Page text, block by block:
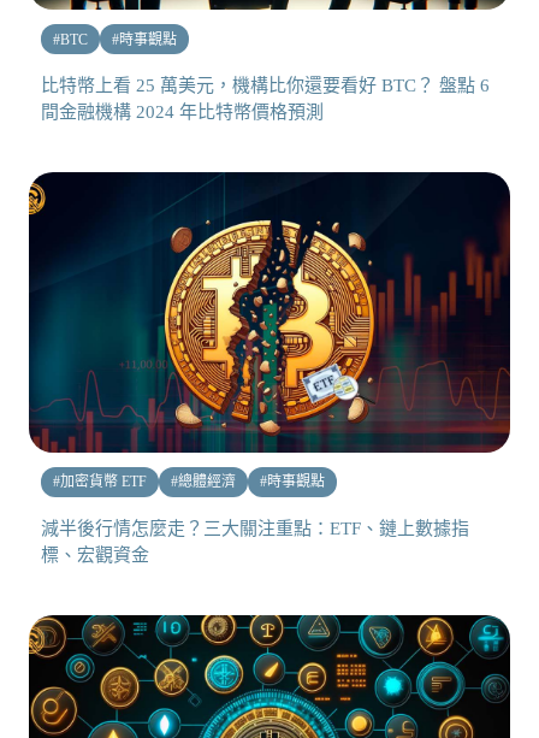
#BTC #時事觀點
比特幣上看 25 萬美元，機構比你還要看好 BTC？ 盤點 6
間金融機構 2024 年比特幣價格預測
#加密貨幣 ETF #總體經濟 #時事觀點
減半後行情怎麼走？三大關注重點：ETF、鏈上數據指
標、宏觀資金